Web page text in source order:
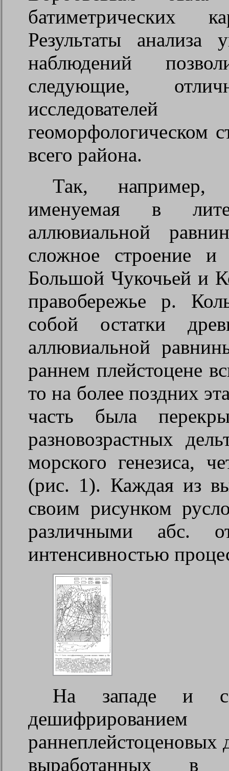
батиметрических
Результаты
наблюдений
следующие,
геоморфологическом
всего района.
Так, например,
именуемая в
аллювиальной
сложное строение и
Большой Чукочьей и
правобережье р.
собой остатки
аллювиальной
раннем плейстоцене
то на более поздних
часть была
разновозрастных
морского генезиса,
(рис. 1). Каждая из
своим рисунком
различными абс.
интенсивностью
На западе и
выработанных в